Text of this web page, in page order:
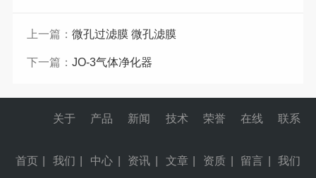
上一篇： 微孔过滤膜 微孔滤膜
下一篇： JO-3气体净化器
首页
关于
我们
产品
中心
新闻
资讯
技术
文章
荣誉
资质
在线
留言
联系
我们